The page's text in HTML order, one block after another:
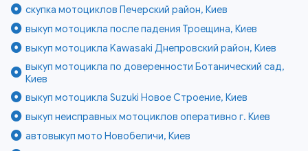
скупка мотоциклов Печерский район, Киев
выкуп мотоцикла после падения Троещина, Киев
выкуп мотоцикла Kawasaki Днепровский район, Киев
выкуп мотоцикла по доверенности Ботанический сад,
Киев
выкуп мотоцикла Suzuki Новое Строение, Киев
выкуп неисправных мотоциклов оперативно г. Киев
автовыкуп мото Новобеличи, Киев